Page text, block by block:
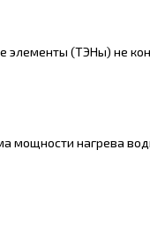
элементы (ТЭНы) не
мощности нагрева